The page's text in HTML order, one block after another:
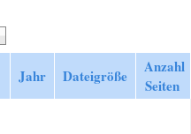
Jahr Dateigröße
Anzahl
Seiten